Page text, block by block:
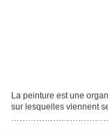
La peinture est une
sur lesquelles viennent